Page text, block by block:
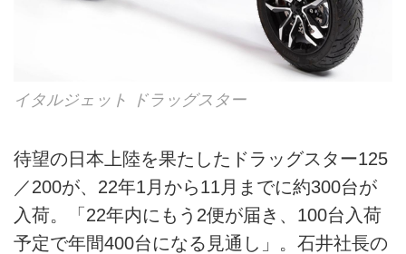
イタルジェット ドラッグスター
待望の日本上陸を果たしたドラッグスター125
／200が、22年1月から11月までに約300台が
入荷。「22年内にもう2便が届き、100台入荷
予定で年間400台になる見通し」。石井社長の